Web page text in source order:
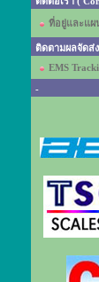
ที่อยู่และแผ
ติดตามผลจัดส่
EMS
-